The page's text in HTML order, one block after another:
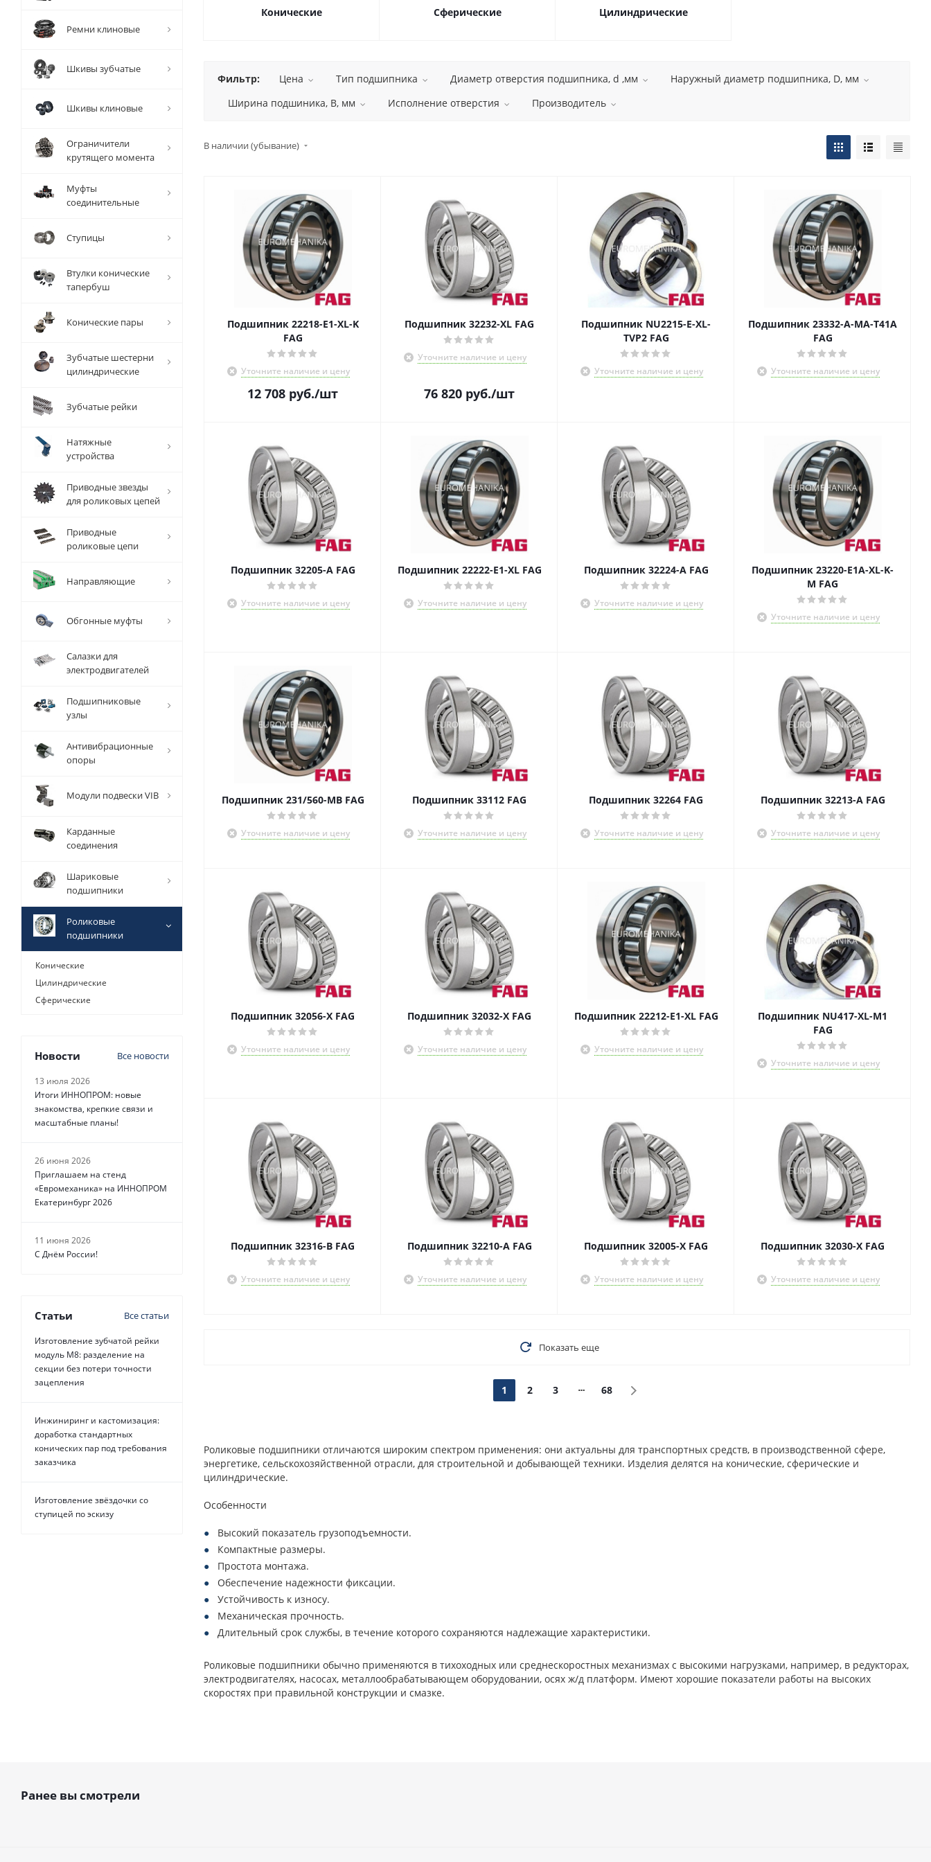
Конические Сферические Цилиндрические
Фильтр: Цена Тип подшипника Диаметр отверстия подшипника, d ,мм
Наружный диаметр подшипника, D, мм
Ширина подшиника, B, мм
Исполнение отверстия Производитель
В наличии (убывание)
Подшипник 22218-E1-XL-K
FAG
Уточните наличие и цену
12 708 руб./шт
Подшипник 32232-XL FAG
Уточните наличие и цену
76 820 руб./шт
Подшипник NU2215-E-XL-
TVP2 FAG
Уточните наличие и цену
Подшипник 23332-A-MA-T41A
FAG
Уточните наличие и цену
Подшипник 32205-A FAG
Уточните наличие и цену
Подшипник 22222-E1-XL FAG
Уточните наличие и цену
Подшипник 32224-A FAG
Уточните наличие и цену
Подшипник 23220-E1A-XL-K-
M FAG
Уточните наличие и цену
Подшипник 231/560-MB FAG
Уточните наличие и цену
Подшипник 33112 FAG
Уточните наличие и цену
Подшипник 32264 FAG
Уточните наличие и цену
Подшипник 32213-A FAG
Уточните наличие и цену
Подшипник 32056-X FAG
Уточните наличие и цену
Подшипник 32032-X FAG
Уточните наличие и цену
Подшипник 22212-E1-XL FAG
Уточните наличие и цену
Подшипник NU417-XL-M1
FAG
Уточните наличие и цену
Подшипник 32316-B FAG
Уточните наличие и цену
Подшипник 32210-A FAG
Уточните наличие и цену
Подшипник 32005-X FAG
Уточните наличие и цену
Подшипник 32030-X FAG
Уточните наличие и цену
Показать еще
1 2 3 68
Роликовые подшипники отличаются широким спектром применения: они актуальны для транспортных средств, в производственной сфере,
энергетике, сельскохозяйственной отрасли, для строительной и добывающей техники. Изделия делятся на конические, сферические и
цилиндрические.
Особенности
Высокий показатель грузоподъемности.
Компактные размеры.
Простота монтажа.
Обеспечение надежности фиксации.
Устойчивость к износу.
Механическая прочность.
Длительный срок службы, в течение которого сохраняются надлежащие характеристики.
Роликовые подшипники обычно применяются в тихоходных или среднескоростных механизмах с высокими нагрузками, например, в редукторах,
электродвигателях, насосах, металлообрабатывающем оборудовании, осях ж/д платформ. Имеют хорошие показатели работы на высоких
скоростях при правильной конструкции и смазке.
Ремни клиновые
Шкивы зубчатые
Шкивы клиновые
Ограничители
крутящего момента
Муфты
соединительные
Ступицы
Втулки конические
тапербуш
Конические пары
Зубчатые шестерни
цилиндрические
Зубчатые рейки
Натяжные
устройства
Приводные звезды
для роликовых цепей
Приводные
роликовые цепи
Направляющие
Обгонные муфты
Салазки для
электродвигателей
Подшипниковые
узлы
Антивибрационные
опоры
Модули подвески VIB
Карданные
соединения
Шариковые
подшипники
Роликовые
подшипники
Конические
Цилиндрические
Сферические
Новости Все новости
13 июля 2026
Итоги ИННОПРОМ: новые
знакомства, крепкие связи и
масштабные планы!
26 июня 2026
Приглашаем на стенд
«Евромеханика» на ИННОПРОМ
Екатеринбург 2026
11 июня 2026
С Днём России!
Статьи Все статьи
Изготовление зубчатой рейки
модуль М8: разделение на
секции без потери точности
зацепления
Инжиниринг и кастомизация:
доработка стандартных
конических пар под требования
заказчика
Изготовление звёздочки со
ступицей по эскизу
Ранее вы смотрели